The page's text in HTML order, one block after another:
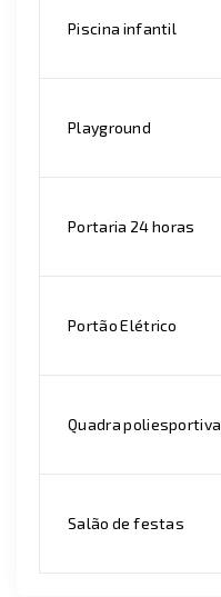
Piscina infantil
Playground
Portaria 24 horas
Portão Elétrico
Quadra poliesportiva
Salão de festas